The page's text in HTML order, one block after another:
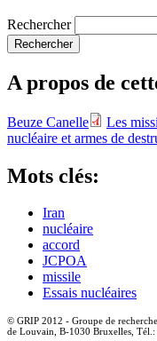
Rechercher
A propos de
Beuze Canelle Les
nucléaire et armes de
Mots clés:
Iran
nucléaire
accord
JCPOA
missile
Essais nucléaires
© GRIP 2012 - Groupe de
de Louvain, B-1030 Bruxelles,